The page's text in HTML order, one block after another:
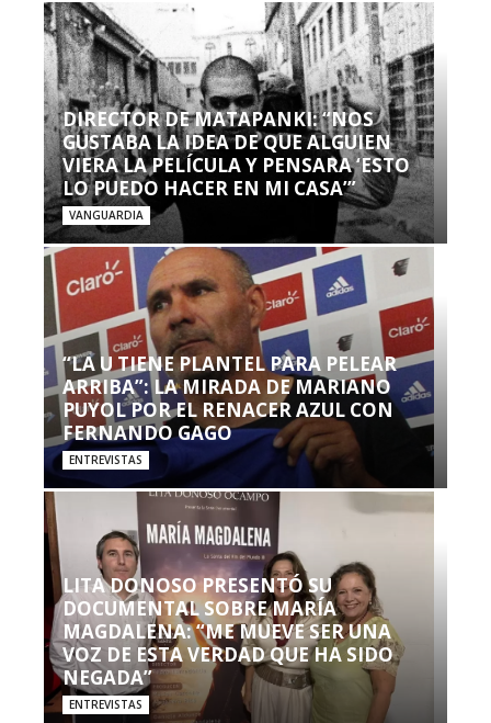
DIRECTOR DE MATAPANKI: “NOS
GUSTABA LA IDEA DE QUE ALGUIEN
VIERA LA PELÍCULA Y PENSARA ‘ESTO
LO PUEDO HACER EN MI CASA’”
VANGUARDIA
“LA U TIENE PLANTEL PARA PELEAR
ARRIBA”: LA MIRADA DE MARIANO
PUYOL POR EL RENACER AZUL CON
FERNANDO GAGO
ENTREVISTAS
LITA DONOSO PRESENTÓ SU
DOCUMENTAL SOBRE MARÍA
MAGDALENA: “ME MUEVE SER UNA
VOZ DE ESTA VERDAD QUE HA SIDO
NEGADA”
ENTREVISTAS